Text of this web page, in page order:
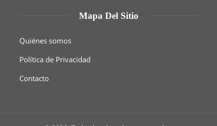
Mapa Del Sitio
Quiénes somos
Política de Privacidad
Contacto